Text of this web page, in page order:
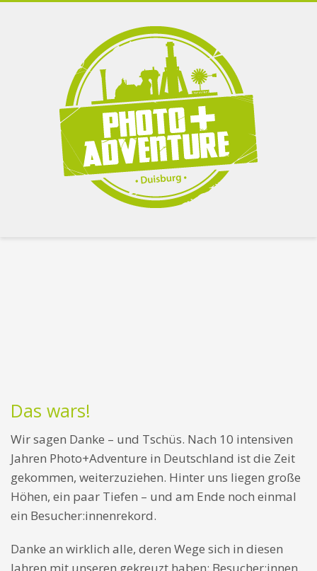
Das wars!
Wir sagen Danke – und Tschüs. Nach 10 intensiven
Jahren Photo+Adventure in Deutschland ist die Zeit
gekommen, weiterzuziehen. Hinter uns liegen große
Höhen, ein paar Tiefen – und am Ende noch einmal
ein Besucher:innenrekord.
Danke an wirklich alle, deren Wege sich in diesen